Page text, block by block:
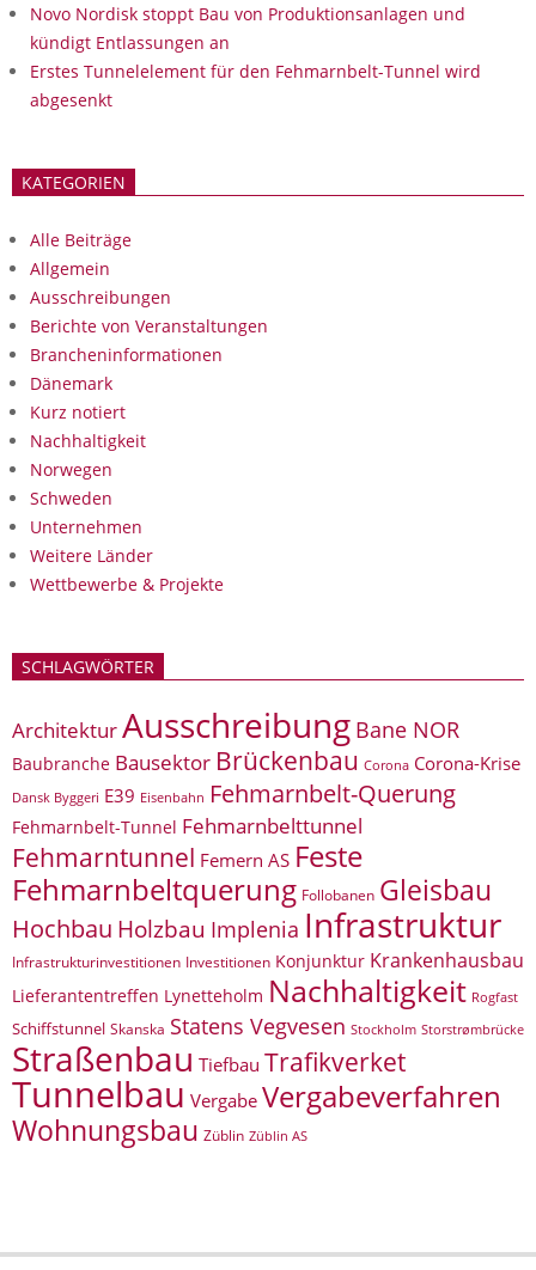
Novo Nordisk stoppt Bau von Produktionsanlagen und
kündigt Entlassungen an
Erstes Tunnelelement für den Fehmarnbelt-Tunnel wird
abgesenkt
KATEGORIEN
Alle Beiträge
Allgemein
Ausschreibungen
Berichte von Veranstaltungen
Brancheninformationen
Dänemark
Kurz notiert
Nachhaltigkeit
Norwegen
Schweden
Unternehmen
Weitere Länder
Wettbewerbe & Projekte
SCHLAGWÖRTER
ArchitekturAusschreibung Bane NOR
Baubranche Bausektor Brückenbau Corona Corona-Krise
Dansk Byggeri E39 Eisenbahn Fehmarnbelt-Querung
Fehmarnbelt-Tunnel Fehmarnbelttunnel
Fehmarntunnel Femern AS Feste
Fehmarnbeltquerung Follobanen Gleisbau
Hochbau Holzbau Implenia Infrastruktur
Infrastrukturinvestitionen Investitionen Konjunktur Krankenhausbau
Lieferantentreffen Lynetteholm Nachhaltigkeit Rogfast
Schiffstunnel Skanska Statens Vegvesen Stockholm Storstrømbrücke
Straßenbau Tiefbau Trafikverket
Tunnelbau Vergabe Vergabeverfahren
Wohnungsbau Züblin Züblin AS